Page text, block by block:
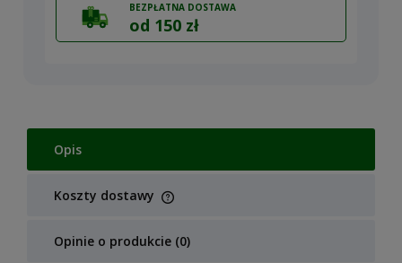
BEZPŁATNA DOSTAWA
od 150 zł
Opis
Koszty dostawy
Cena nie zawiera ewentualnych kosztów płatności
Opinie o produkcie (0)